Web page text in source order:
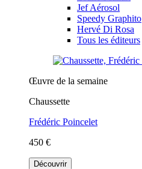
Jef Aérosol
Speedy Graphito
Hervé Di Rosa
Tous les éditeurs
Œuvre de la semaine
Chaussette
Frédéric Poincelet
450 €
Découvrir